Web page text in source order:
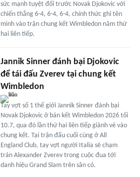
sức mạnh tuyệt đối trước Novak Djokovic với
chiến thắng 6-4, 6-4, 6-4, chính thức ghi tên
mình vào trận chung kết Wimbledon năm thứ
hai liên tiếp.
Jannik Sinner đánh bại Djokovic
để tái đấu Zverev tại chung kết
Wimbledon
Tay vợt số 1 thế giới Jannik Sinner đánh bại
Novak Djokovic ở bán kết Wimbledon 2026 tối
10.7, qua đó lần thứ hai liên tiếp giành vé vào
chung kết. Tại trận đấu cuối cùng ở All
England Club, tay vợt người Italia sẽ chạm
trán Alexander Zverev trong cuộc đua tới
danh hiệu Grand Slam trên sân cỏ.